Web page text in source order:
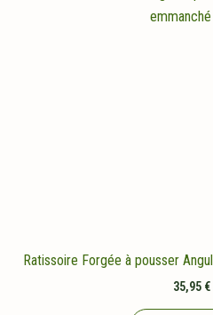
Ratissoire Forgée à pousser
35,95 €